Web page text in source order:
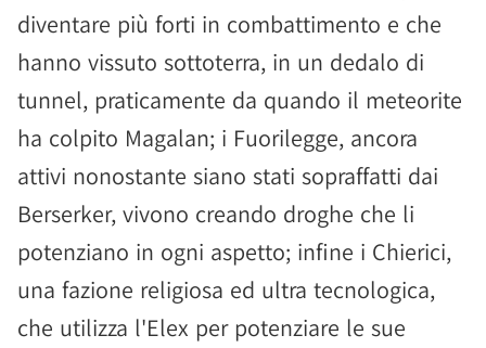
diventare più forti in combattimento e che
hanno vissuto sottoterra, in un dedalo di
tunnel, praticamente da quando il meteorite
ha colpito Magalan; i Fuorilegge, ancora
attivi nonostante siano stati sopraffatti dai
Berserker, vivono creando droghe che li
potenziano in ogni aspetto; infine i Chierici,
una fazione religiosa ed ultra tecnologica,
che utilizza l'Elex per potenziare le sue